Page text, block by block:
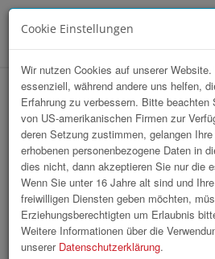
Panattoni /
Panattoni-Park
Cookie Einstellungen
Wir nutzen Cookies auf unserer
essenziell, während andere uns helfen,
Erfahrung zu verbessern. Bitte
von US-amerikanischen Firmen zur
deren Setzung zustimmen, gelangen
erhobenen personenbezogene Daten in
dies nicht, dann akzeptieren Sie nur die
Wenn Sie unter 16 Jahre alt sind und
freiwilligen Diensten geben möchten,
Erziehungsberechtigten um Erlaubnis
Weitere Informationen über die
unserer Datenschutzerklärung.